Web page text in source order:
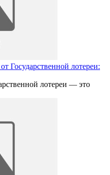
Государственной лотереи:
лотереи — это